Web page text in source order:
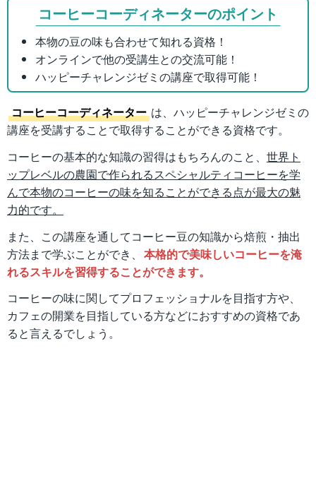
コーヒーコーディネーターのポイント
本物の豆の味も合わせて知れる資格！
オンラインで他の受講生との交流可能！
ハッピーチャレンジゼミの講座で取得可能！
コーヒーコーディネーター は、ハッピーチャレンジゼミの
講座を受講することで取得することができる資格です。
コーヒーの基本的な知識の習得はもちろんのこと、 世界ト
ップレベルの農園で作られるスペシャルティコーヒーを学
んで本物のコーヒーの味を知ることができる点が最大の魅
力的です。
また、この講座を通してコーヒー豆の知識から焙煎・抽出
方法まで学ぶことができ、 本格的で美味しいコーヒーを淹
れるスキルを習得することができます。
コーヒーの味に関してプロフェッショナルを目指す方や、
カフェの開業を目指している方などにおすすめの資格であ
ると言えるでしょう。